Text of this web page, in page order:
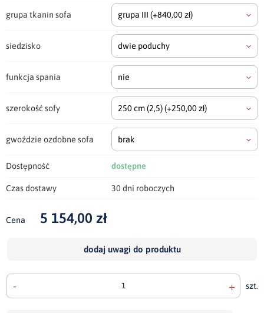
grupa tkanin sofa grupa III (+840,00 zł)
siedzisko dwie poduchy
funkcja spania nie
szerokość sofy 250 cm(2,5)(+250,00 zł)
gwoździe ozdobne sofa brak
Dostępność dostępne
Czas dostawy 30 dni roboczych
Cena 5 154,00 zł
dodaj uwagi do produktu
- + szt.